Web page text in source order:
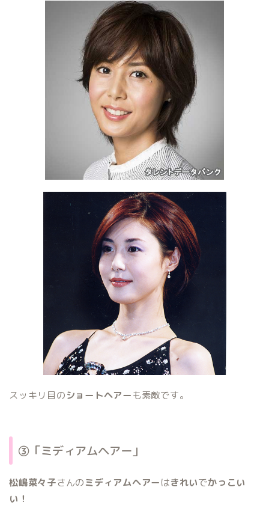
スッキリ目のショートヘアーも素敵です。
③「ミディアムヘアー」
松嶋菜々子さんのミディアムヘアーはきれいでかっこい
い！